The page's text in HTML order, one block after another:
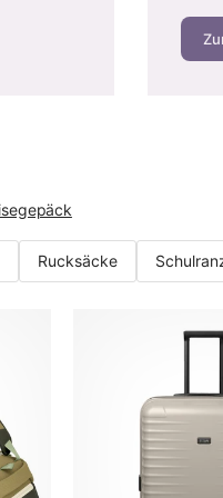
Die Preisklassen
Polycarbonat oder
Tourister. Unsere
€):Reines
Ein
Der Unterschied von
findet reduzierte
aus der Beratungspraxis
Rucksäcke